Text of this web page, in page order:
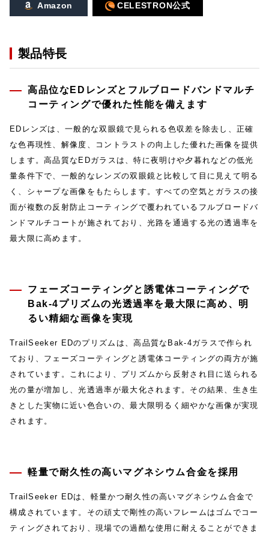
Amazon CELESTRON公式
製品特長
高品位なEDレンズとフルブロードバンドマルチ
コーティングで優れた性能を備えます
EDレンズは、一般的な双眼鏡で見られる色収差を除去し、正確
な色再現性、解像度、コントラストの向上した優れた画像を提供
します。高品質なEDガラスは、特に夜明けや夕暮れなどの低光
量条件下で、一般的なレンズの双眼鏡と比較して目に見えて明る
く、シャープな画像をもたらします。すべての空気とガラスの接
面が複数の反射防止コーティングで覆われているフルブロードバ
ンドマルチコートが施されており、光路を通過する光の透過率を
最大限に高めます。
フェーズコーティングと誘電体コーティングで
Bak-4プリズムの光透過率を最大限に高め、明
るい精細な画像を実現
TrailSeeker EDのプリズムは、高品質なBak-4ガラスで作られ
ており、フェーズコーティングと誘電体コーティングの両方が施
されています。これにより、プリズムから反射され目に送られる
光の量が増加し、光透過率が最大化されます。その結果、生き生
きとした実物に近い色合いの、最大限明るく細やかな画像が実現
されます。
軽量で耐久性の高いマグネシウム合金を採用
TrailSeeker EDは、軽量かつ耐久性の高いマグネシウム合金で
構成されています。その頑丈で剛性の高いフレームはゴムでコー
ティングされており、現場での過酷な使用に耐えることができま